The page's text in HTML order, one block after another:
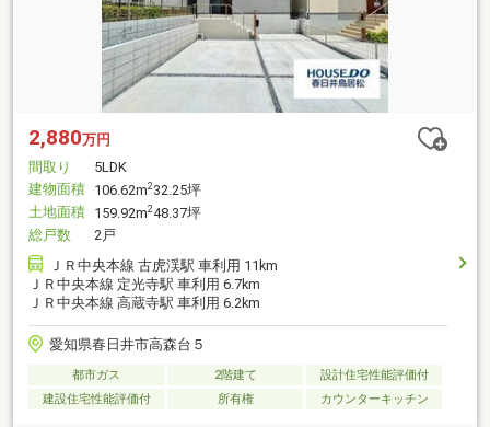
2,880万円
間取り
5LDK
建物面積 106.62m2 32.25坪
土地面積 159.92m248.37坪
総戸数
2戸
ＪＲ中央本線 古虎渓駅 車利用 11km
ＪＲ中央本線 定光寺駅 車利用 6.7km
ＪＲ中央本線 高蔵寺駅 車利用 6.2km
愛知県春日井市高森台５
都市ガス 2階建て
設計住宅性能評価付
建設住宅性能評価付
所有権 カウンターキッチン